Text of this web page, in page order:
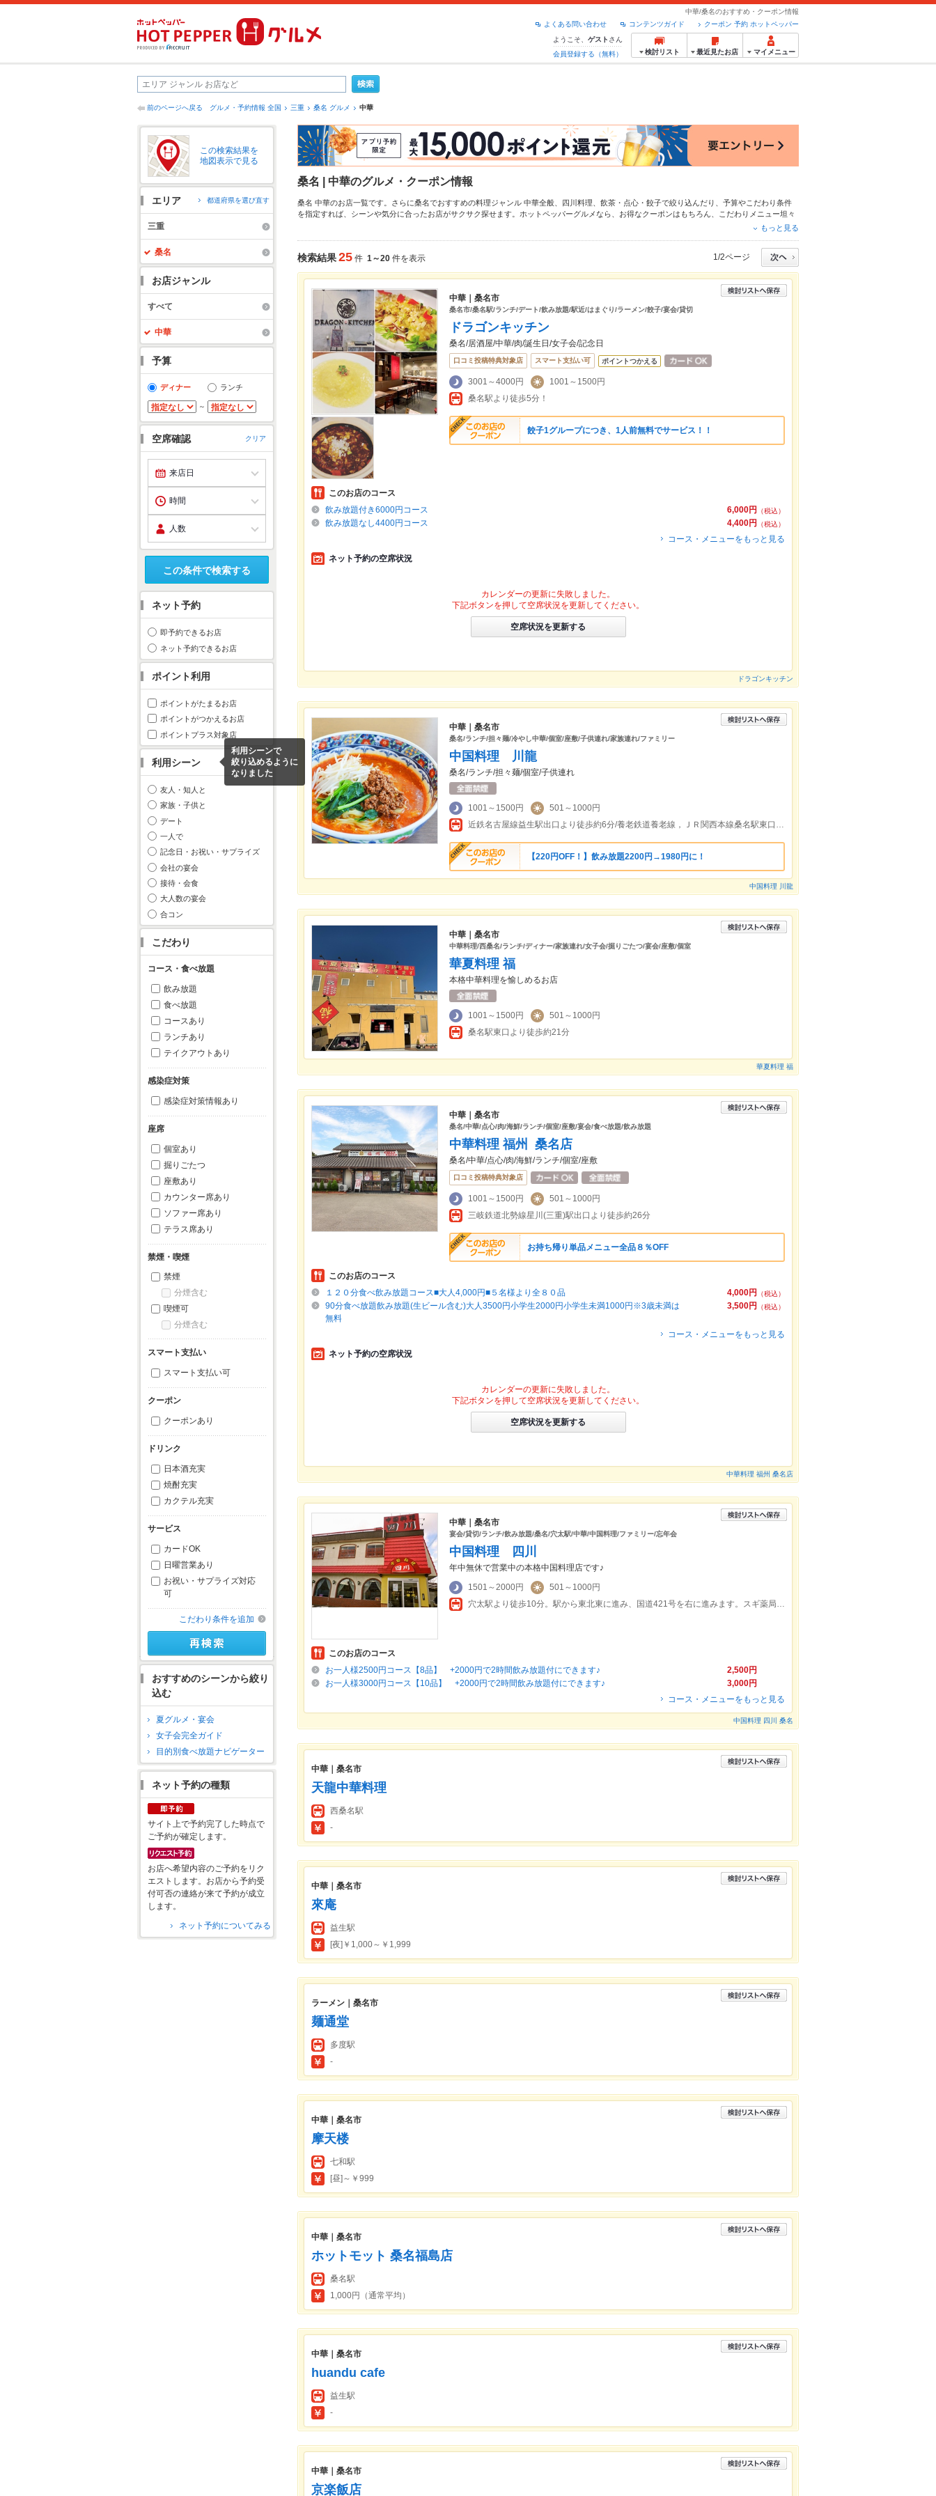
中華/桑名のおすすめ・クーポン情報
クーポン 予約 ホットペッパー
コンテンツガイド
よくある問い合わせ
ようこそ、 ゲスト さん
会員登録する（無料）
検討リスト 最近見たお店 マイメニュー
前のページへ戻る グルメ・予約情報 全国 三重 桑名 グルメ 中華
この検索結果を
地図表示で見る
エリア 都道府県を選び直す
三重
桑名
お店ジャンル
すべて
中華
予算
ディナー ランチ
～
空席確認 クリア
この条件で検索する
ネット予約
即予約できるお店
ネット予約できるお店
ポイント利用
ポイントがたまるお店
ポイントがつかえるお店
ポイントプラス対象店
利用シーン
利用シーンで
絞り込めるように
なりました
友人・知人と
家族・子供と
デート
一人で
記念日・お祝い・サプライズ
会社の宴会
接待・会食
大人数の宴会
合コン
こだわり
コース・食べ放題
飲み放題
食べ放題
コースあり
ランチあり
テイクアウトあり
感染症対策
感染症対策情報あり
座席
個室あり
掘りごたつ
座敷あり
カウンター席あり
ソファー席あり
テラス席あり
禁煙・喫煙
禁煙
分煙含む
喫煙可
分煙含む
スマート支払い
スマート支払い可
クーポン
クーポンあり
ドリンク
日本酒充実
焼酎充実
カクテル充実
サービス
カードOK
日曜営業あり
お祝い・サプライズ対応
可
こだわり条件を追加
おすすめのシーンから絞り
込む
夏グルメ・宴会
女子会完全ガイド
目的別食べ放題ナビゲーター
ネット予約の種類
サイト上で予約完了した時点で
ご予約が確定します。
お店へ希望内容のご予約をリク
エストします。お店から予約受
付可否の連絡が来て予約が成立
します。
ネット予約についてみる
桑名 | 中華のグルメ・クーポン情報
桑名 中華のお店一覧です。さらに桑名でおすすめの料理ジャンル 中華全般 四川料理 飲茶・点心・餃子で絞り込んだり、予算やこだわり条件
を指定すれば、シーンや気分に合ったお店がサクサク探せます。ホットペッパーグルメなら、お得なクーポンはもちろん、こだわりメニュー坦々
や季節のおすすめ料理など、お店の最新情報をご紹介しているので安心！24時間使える簡単便利なネット予約が使えるお
もっと見る
検索結果25 件 1～20 件を表示 1/2ページ
中華｜桑名市
桑名市/桑名駅/ランチ/デート/飲み放題/駅近/はまぐり/ラーメン/餃子/宴会/貸切
ドラゴンキッチン
桑名/居酒屋/中華/肉/誕生日/女子会/記念日
口コミ投稿特典対象店 スマート支払い可 ポイントつかえる
3001～4000円
1001～1500円
桑名駅より徒歩5分！
餃子1グループにつき、1人前無料でサービス！！
このお店のコース
6,000円
（税込）
飲み放題付き6000円コース
4,400円
（税込）
飲み放題なし4400円コース
コース・メニューをもっと見る
ネット予約の空席状況
カレンダーの更新に失敗しました。
下記ボタンを押して空席状況を更新してください。
空席状況を更新する
ドラゴンキッチン
中華｜桑名市
桑名/ランチ/担々麺/冷やし中華/個室/座敷/子供連れ/家族連れ/ファミリー
中国料理 川龍
桑名/ランチ/担々麺/個室/子供連れ
1001～1500円
501～1000円
近鉄名古屋線益生駅出口より徒歩約6分/養老鉄道養老線，ＪＲ関西本線桑名駅東口より徒歩約18分
【220円OFF！】飲み放題2200円→1980円に！
中国料理 川龍
中華｜桑名市
中華料理/西桑名/ランチ/ディナー/家族連れ/女子会/掘りごたつ/宴会/座敷/個室
華夏料理 福
本格中華料理を愉しめるお店
1001～1500円
501～1000円
桑名駅東口より徒歩約21分
華夏料理 福
中華｜桑名市
桑名/中華/点心/肉/海鮮/ランチ/個室/座敷/宴会/食べ放題/飲み放題
中華料理 福州 桑名店
桑名/中華/点心/肉/海鮮/ランチ/個室/座敷
口コミ投稿特典対象店
1001～1500円
501～1000円
三岐鉄道北勢線星川(三重)駅出口より徒歩約26分
お持ち帰り単品メニュー全品８％OFF
このお店のコース
4,000円
（税込）
１２０分食べ飲み放題コース■大人4,000円■５名様より全８０品
3,500円
（税込）
90分食べ放題飲み放題(生ビール含む)大人3500円小学生2000円小学生未満1000円※3歳未満は
無料
コース・メニューをもっと見る
ネット予約の空席状況
カレンダーの更新に失敗しました。
下記ボタンを押して空席状況を更新してください。
空席状況を更新する
中華料理 福州 桑名店
中華｜桑名市
宴会/貸切/ランチ/飲み放題/桑名/穴太駅/中華/中国料理/ファミリー/忘年会
中国料理 四川
年中無休で営業中の本格中国料理店です♪
1501～2000円
501～1000円
穴太駅より徒歩10分。駅から東北東に進み、国道421号を右に進みます。スギ薬局七和店を過ぎたあたり、左側にあります。
このお店のコース
2,500円
お一人様2500円コース【8品】 +2000円で2時間飲み放題付にできます♪
3,000円
お一人様3000円コース【10品】 +2000円で2時間飲み放題付にできます♪
コース・メニューをもっと見る
中国料理 四川 桑名
中華｜桑名市
天龍中華料理
西桑名駅
-
中華｜桑名市
來庵
益生駅
[夜]￥1,000～￥1,999
ラーメン｜桑名市
麺通堂
多度駅
-
中華｜桑名市
摩天楼
七和駅
[昼]～￥999
中華｜桑名市
ホットモット 桑名福島店
桑名駅
1,000円（通常平均）
中華｜桑名市
huandu cafe
益生駅
-
中華｜桑名市
京楽飯店